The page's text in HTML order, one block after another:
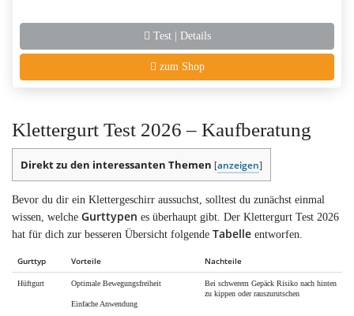
Test | Details
zum Shop
Klettergurt Test 2026 – Kaufberatung
Direkt zu den interessanten Themen [anzeigen]
Bevor du dir ein Klettergeschirr aussuchst, solltest du zunächst einmal
wissen, welche Gurttypen es überhaupt gibt. Der Klettergurt Test 2026
hat für dich zur besseren Übersicht folgende Tabelle entworfen.
Gurttyp Vorteile Nachteile
Hüftgurt Optimale Bewegungsfreiheit
Einfache Anwendung
Bei schwerem Gepäck Risiko nach hinten
zu kippen oder rauszurutschen